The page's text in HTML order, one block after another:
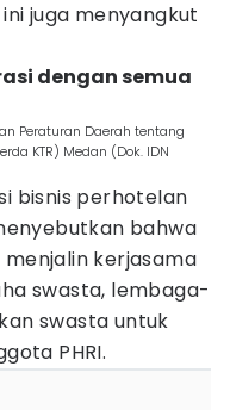
juga menyangkut
dengan semua
Peraturan Daerah tentang
KTR) Medan (Dok. IDN
bisnis perhotelan
bahwa
menjalin kerjasama
swasta, lembaga-
swasta untuk
PHRI.